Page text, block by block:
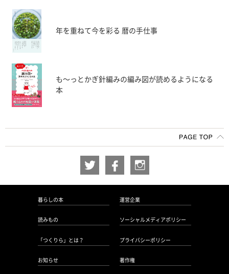
年を重ねて今を彩る 暦の手仕事
も〜っとかぎ針編みの編み図が読めるようになる
本
暮らしの本
読みもの
「つくりら」とは？
お知らせ
運営企業
ソーシャルメディアポリシー
プライバシーポリシー
著作権